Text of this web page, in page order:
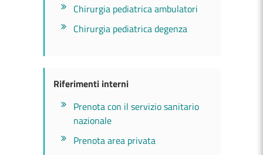
Chirurgia pediatrica ambulatori
Chirurgia pediatrica degenza
Riferimenti interni
Prenota con il servizio sanitario
nazionale
Prenota area privata